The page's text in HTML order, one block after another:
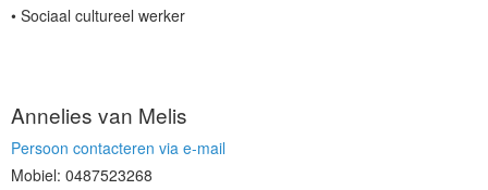
Sociaal cultureel werker
Annelies van Melis
Persoon contacteren via e-mail
Mobiel: 0487523268